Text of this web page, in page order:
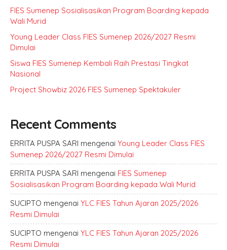
FIES Sumenep Sosialisasikan Program Boarding kepada
Wali Murid
Young Leader Class FIES Sumenep 2026/2027 Resmi
Dimulai
Siswa FIES Sumenep Kembali Raih Prestasi Tingkat
Nasional
Project Showbiz 2026 FIES Sumenep Spektakuler
Recent Comments
ERRITA PUSPA SARI mengenai Young Leader Class FIES
Sumenep 2026/2027 Resmi Dimulai
ERRITA PUSPA SARI mengenai FIES Sumenep
Sosialisasikan Program Boarding kepada Wali Murid
SUCIPTO mengenai YLC FIES Tahun Ajaran 2025/2026
Resmi Dimulai
SUCIPTO mengenai YLC FIES Tahun Ajaran 2025/2026
Resmi Dimulai